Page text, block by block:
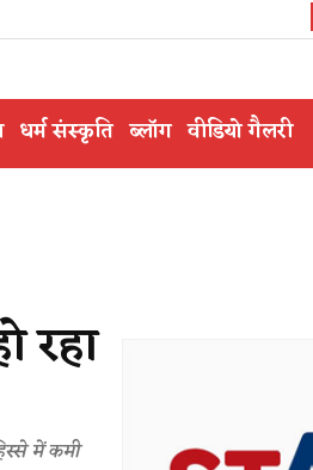
धर्म संस्कृति ब्लॉग वीडियो गैलरी
रहा
में कमी